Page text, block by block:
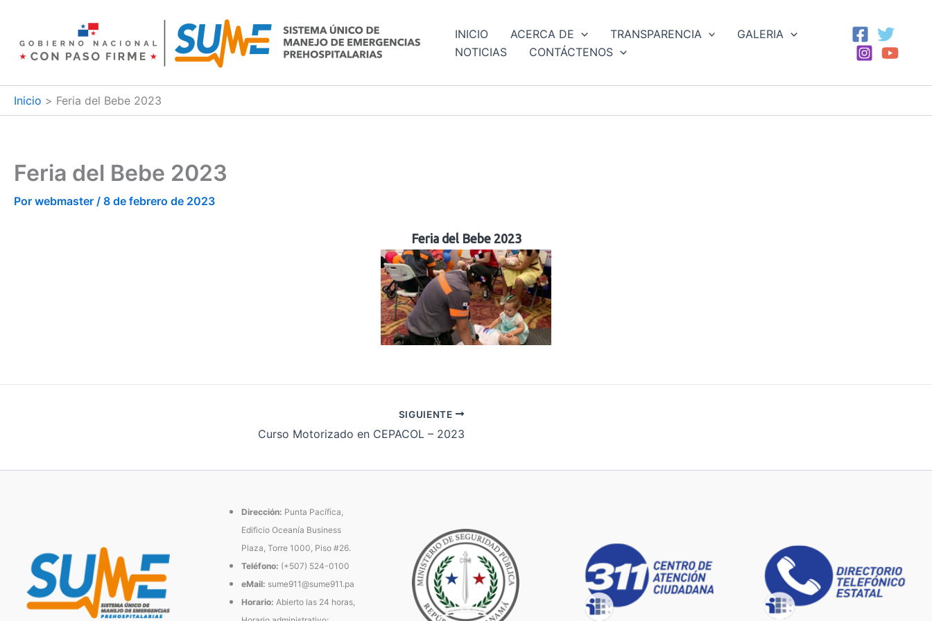
contenido
INICIO ACERCA DE TRANSPARENCIA
GALERIA
NOTICIAS
CONTÁCTENOS
Inicio Feria del Bebe 2023
Feria del Bebe 2023
Por webmaster / 8 de febrero de 2023
Feria del Bebe 2023
SIGUIENTE
Curso Motorizado en CEPACOL – 2023
Dirección: Punta Pacífica,
Edificio Oceanía Business
Plaza, Torre 1000, Piso #26.
Teléfono: (+507) 524-0100
eMail: sume911@sume911.pa
Horario: Abierto las 24 horas,